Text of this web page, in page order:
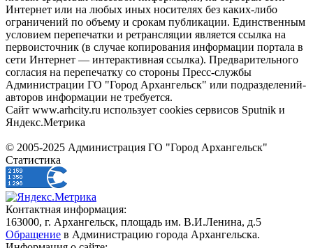
Интернет или на любых иных носителях без каких-либо
ограничений по объему и срокам публикации. Единственным
условием перепечатки и ретрансляции является ссылка на
первоисточник (в случае копирования информации портала в
сети Интернет — интерактивная ссылка). Предварительного
согласия на перепечатку со стороны Пресс-службы
Администрации ГО "Город Архангельск" или подразделений-
авторов информации не требуется.
Сайт www.arhcity.ru использует cookies сервисов Sputnik и
Яндекс.Метрика
© 2005-2025 Администрация ГО "Город Архангельск"
Статистика
Контактная информация:
163000, г. Архангельск, площадь им. В.И.Ленина, д.5
Обращение в Администрацию города Архангельска.